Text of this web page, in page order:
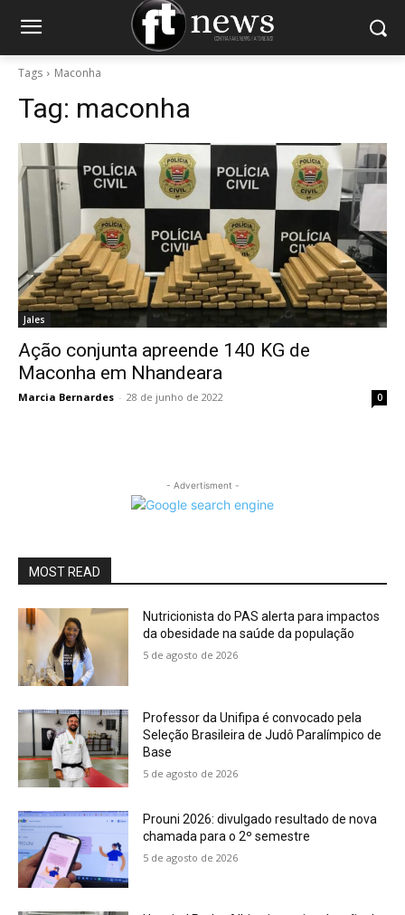
Tags Maconha
Tag: maconha
Jales
Ação conjunta apreende 140 KG de
Maconha em Nhandeara
Marcia Bernardes - 28 de junho de 2022 0
- Advertisment -
MOST READ
Nutricionista do PAS alerta para impactos
da obesidade na saúde da população
5 de agosto de 2026
Professor da Unifipa é convocado pela
Seleção Brasileira de Judô Paralímpico de
Base
5 de agosto de 2026
Prouni 2026: divulgado resultado de nova
chamada para o 2º semestre
5 de agosto de 2026